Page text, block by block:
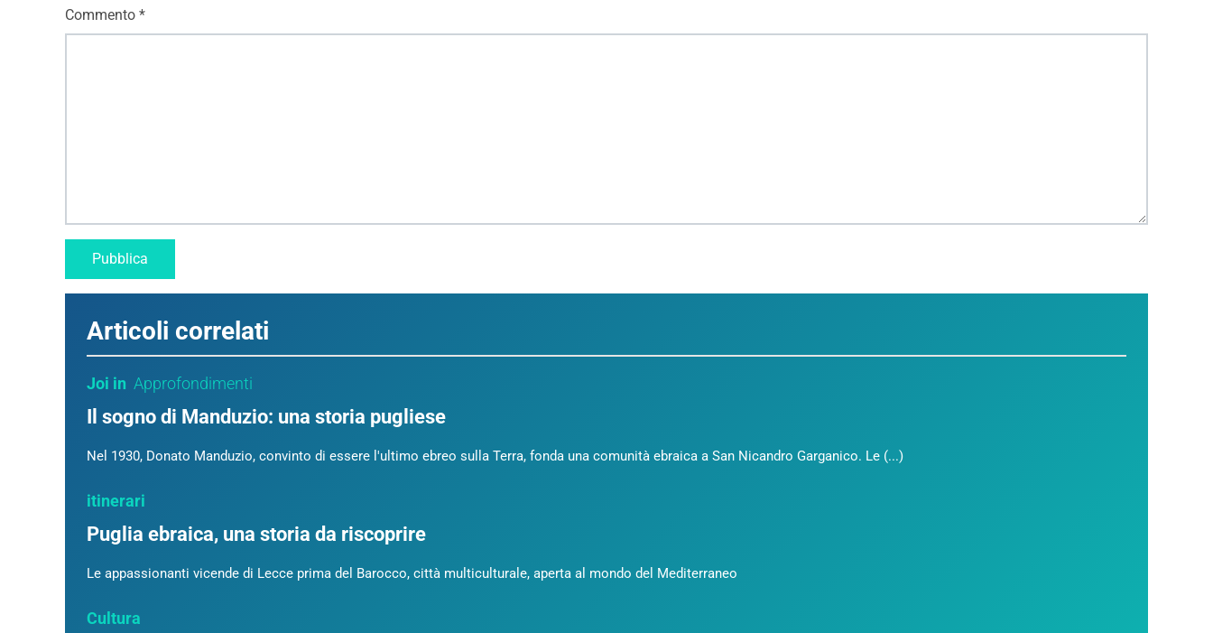
Articoli correlati
Joi in Approfondimenti
Il sogno di Manduzio: una storia pugliese
Nel 1930, Donato Manduzio, convinto di essere l'ultimo ebreo sulla Terra, fonda una comunità ebraica a San Nicandro Garganico. Le (...)
itinerari
Puglia ebraica, una storia da riscoprire
Le appassionanti vicende di Lecce prima del Barocco, città multiculturale, aperta al mondo del Mediterraneo
Cultura
Commento *